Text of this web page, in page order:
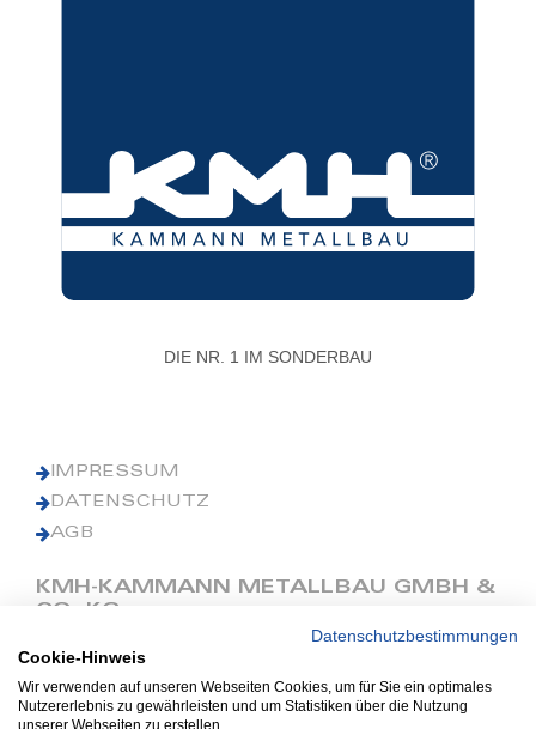
DIE NR. 1 IM SONDERBAU
IMPRESSUM
DATENSCHUTZ
AGB
KMH-KAMMANN METALLBAU GMBH &
CO. KG
Phone: +49 (0) 42 41 9390 0
Fax: +49 (0) 42 41 9390 90
E-Mail: office@kmh.net
Datenschutzbestimmungen
Cookie-Hinweis
Wir verwenden auf unseren Webseiten Cookies, um für Sie ein optimales
Nutzererlebnis zu gewährleisten und um Statistiken über die Nutzung
unserer Webseiten zu erstellen.